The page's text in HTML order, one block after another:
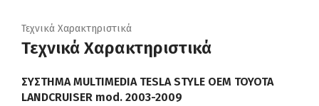
Τεχνικά Χαρακτηριστικά
Τεχνικά Χαρακτηριστικά
ΣΥΣΤΗΜΑ MULTIMEDIA TESLA STYLE OEM TOYOTA
LANDCRUISER mod. 2003-2009